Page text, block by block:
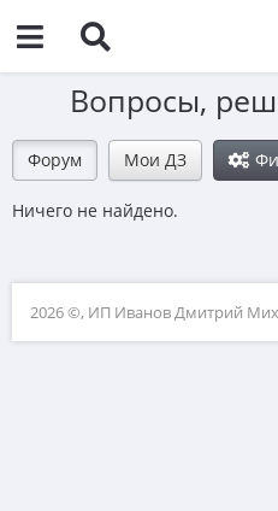
Вопросы,
Форум Мои ДЗ
Ничего не найдено.
2026 ©, ИП Иванов Дмитрий